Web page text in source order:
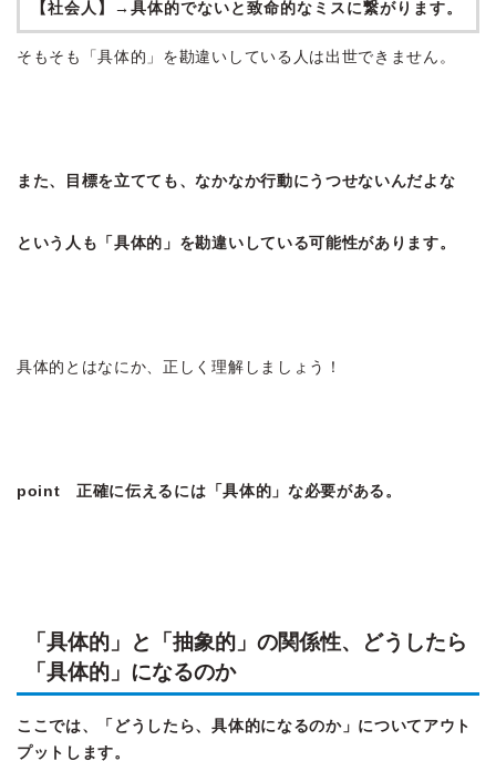
【社会人】→具体的でないと致命的なミスに繋がります。
そもそも「具体的」を勘違いしている人は出世できません。
また、目標を立てても、なかなか行動にうつせないんだよな
という人も「具体的」を勘違いしている可能性があります。
具体的とはなにか、正しく理解しましょう！
point 正確に伝えるには「具体的」な必要がある。
「具体的」と「抽象的」の関係性、どうしたら
「具体的」になるのか
ここでは、「どうしたら、具体的になるのか」についてアウト
プットします。